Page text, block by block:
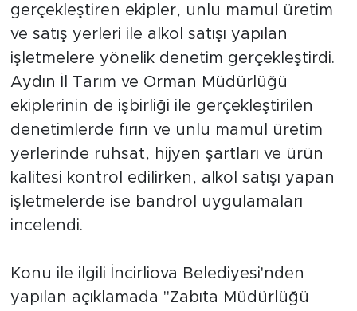
gerçekleştiren ekipler, unlu mamul üretim
ve satış yerleri ile alkol satışı yapılan
işletmelere yönelik denetim gerçekleştirdi.
Aydın İl Tarım ve Orman Müdürlüğü
ekiplerinin de işbirliği ile gerçekleştirilen
denetimlerde fırın ve unlu mamul üretim
yerlerinde ruhsat, hijyen şartları ve ürün
kalitesi kontrol edilirken, alkol satışı yapan
işletmelerde ise bandrol uygulamaları
incelendi.
Konu ile ilgili İncirliova Belediyesi'nden
yapılan açıklamada "Zabıta Müdürlüğü